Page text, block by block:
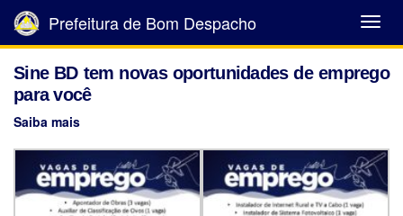
Abrir
Menu
Prefeitura de Bom Despacho
Sine BD tem novas oportunidades de emprego
para você
Saiba mais